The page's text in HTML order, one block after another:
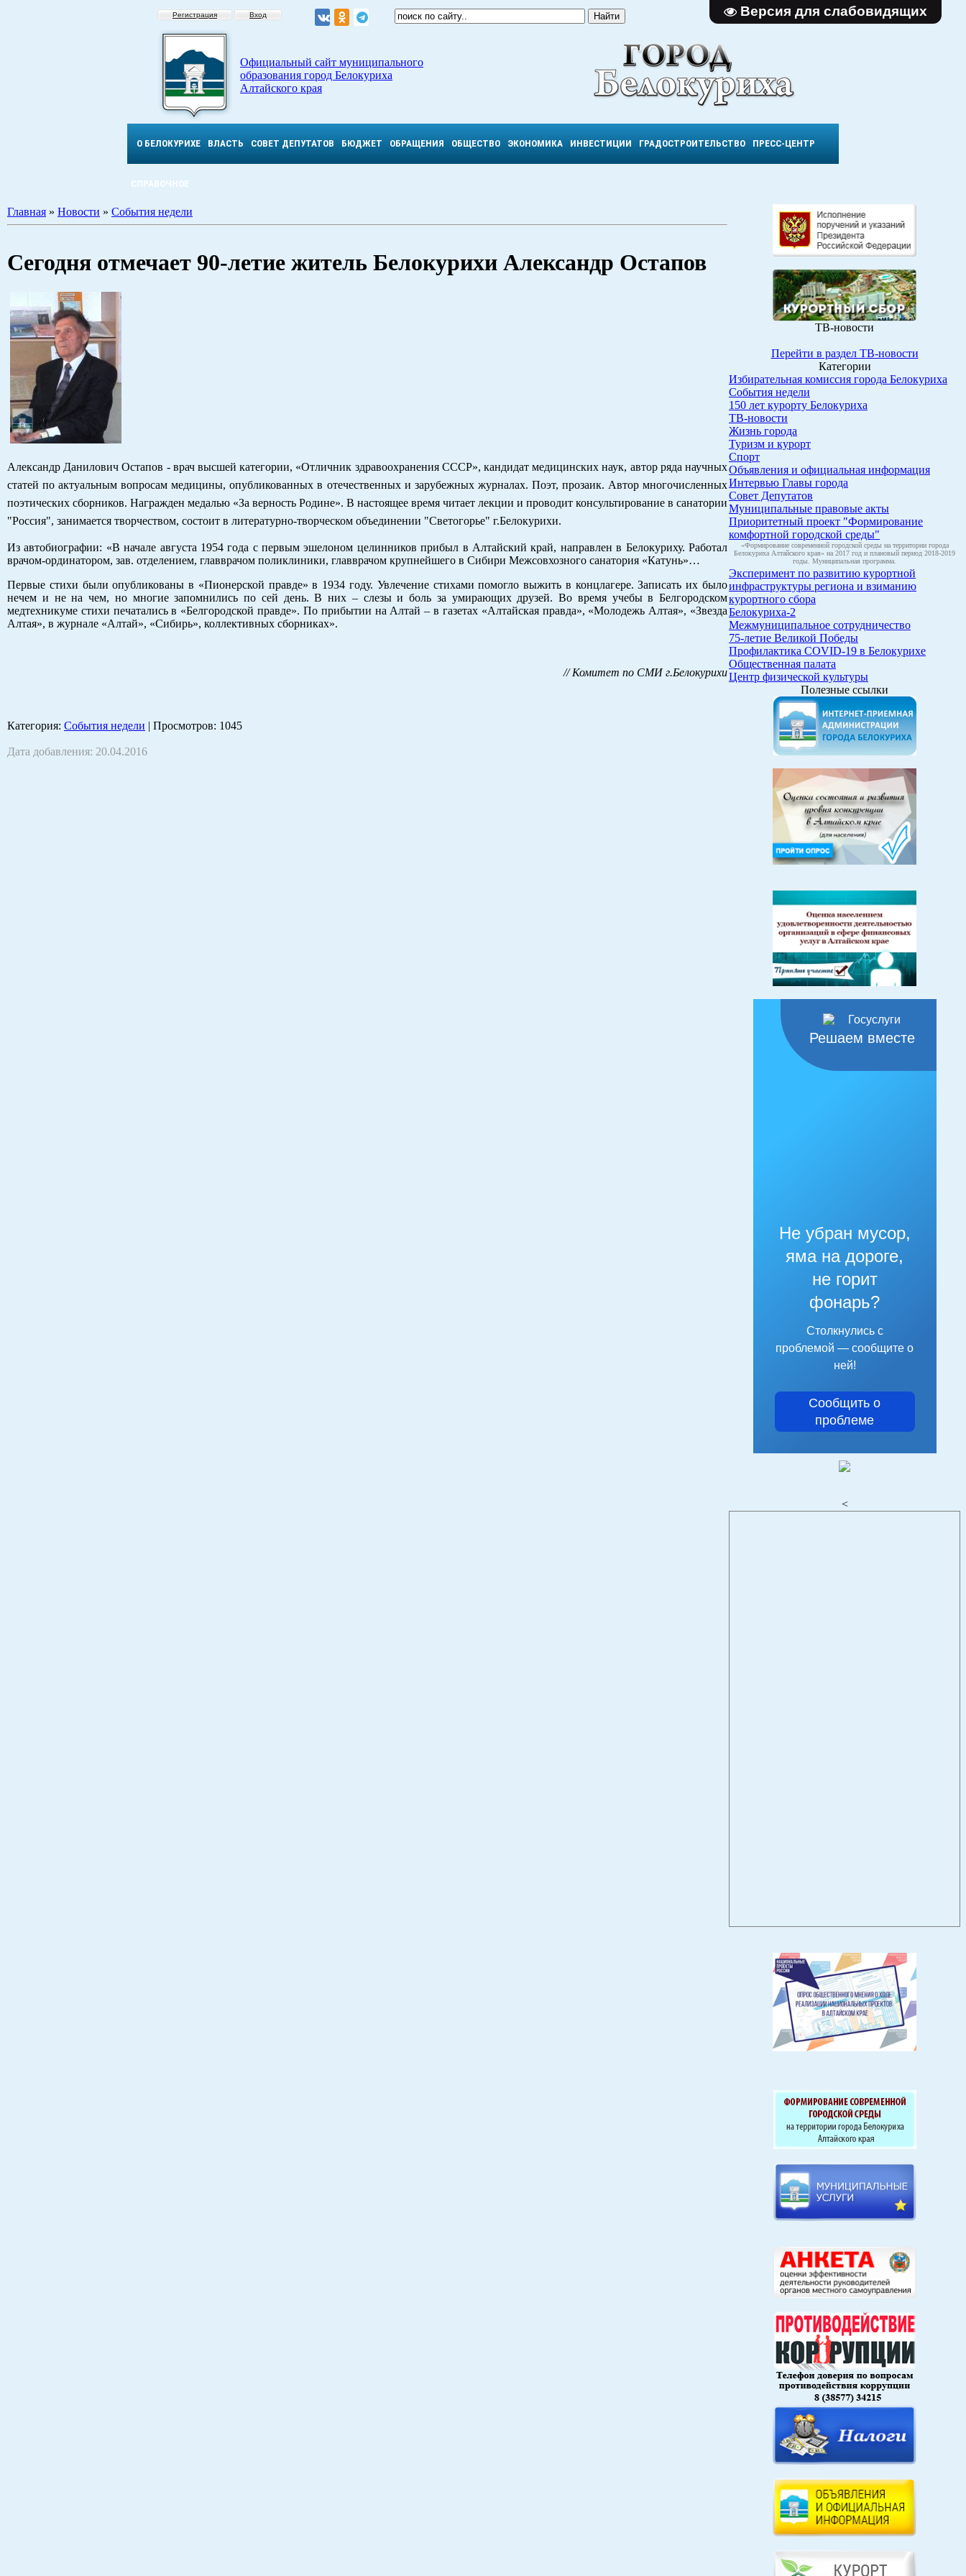
Версия для слабовидящих
Регистрация Вход
Официальный сайт муниципального
образования город Белокуриха
Алтайского края
О БЕЛОКУРИХЕ ВЛАСТЬ СОВЕТ ДЕПУТАТОВ БЮДЖЕТ ОБРАЩЕНИЯ ОБЩЕСТВО ЭКОНОМИКА ИНВЕСТИЦИИ ГРАДОСТРОИТЕЛЬСТВО ПРЕСС-ЦЕНТР
СПРАВОЧНОЕ
Главная » Новости » События недели
Сегодня отмечает 90-летие житель Белокурихи Александр Остапов
Александр Данилович Остапов - врач высшей категории, «Отличник здравоохранения СССР», кандидат медицинских наук, автор ряда научных
статей по актуальным вопросам медицины, опубликованных в отечественных и зарубежных журналах. Поэт, прозаик. Автор многочисленных
поэтических сборников. Награжден медалью «За верность Родине». В настоящее время читает лекции и проводит консультирование в санатории
"Россия", занимается творчеством, состоит в литературно-творческом объединении "Светогорье" г.Белокурихи.
Из автобиографии: «В начале августа 1954 года с первым эшелоном целинников прибыл в Алтайский край, направлен в Белокуриху. Работал
врачом-ординатором, зав. отделением, главврачом поликлиники, главврачом крупнейшего в Сибири Межсовхозного санатория «Катунь»…
Первые стихи были опубликованы в «Пионерской правде» в 1934 году. Увлечение стихами помогло выжить в концлагере. Записать их было
нечем и не на чем, но многие запомнились по сей день. В них – слезы и боль за умирающих друзей. Во время учебы в Белгородском
медтехникуме стихи печатались в «Белгородской правде». По прибытии на Алтай – в газетах «Алтайская правда», «Молодежь Алтая», «Звезда
Алтая», в журнале «Алтай», «Сибирь», коллективных сборниках».
// Комитет по СМИ г.Белокурихи
Категория: События недели | Просмотров: 1045
Дата добавления: 20.04.2016
ТВ-новости
Перейти в раздел ТВ-новости
Категории
Избирательная комиссия города Белокуриха
События недели
150 лет курорту Белокуриха
ТВ-новости
Жизнь города
Туризм и курорт
Спорт
Объявления и официальная информация
Интервью Главы города
Совет Депутатов
Муниципальные правовые акты
Приоритетный проект "Формирование
комфортной городской среды"
«Формирование современной городской среды на территории города
Белокуриха Алтайского края» на 2017 год и плановый период 2018-2019
годы. Муниципальная программа.
Эксперимент по развитию курортной
инфраструктуры региона и взиманию
курортного сбора
Белокуриха-2
Межмуниципальное сотрудничество
75-летие Великой Победы
Профилактика COVID-19 в Белокурихе
Общественная палата
Центр физической культуры
Полезные ссылки
Решаем вместе
Не убран мусор,
яма на дороге,
не горит
фонарь?
Столкнулись с
проблемой — сообщите о
ней!
Сообщить о
проблеме
<